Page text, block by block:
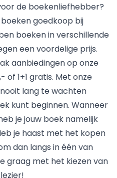
de boekenliefhebber?
goedkoop bij
boeken in verschillende
een voordelige prijs.
aanbiedingen op onze
of 1+1 gratis. Met onze
lang te wachten
kunt beginnen. Wanneer
je jouw boek namelijk
je haast met het kopen
dan langs in één van
graag met het kiezen van